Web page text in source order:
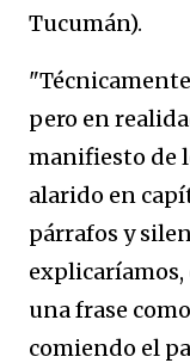
Tucumán).
pero en
manifiesto de
alarido en
párrafos y
una frase
comiendo el